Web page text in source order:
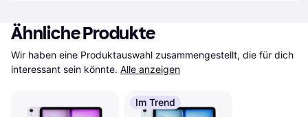
Ähnliche Produkte
Wir haben eine Produktauswahl zusammengestellt, die für dich
interessant sein könnte. Alle anzeigen
Im Trend